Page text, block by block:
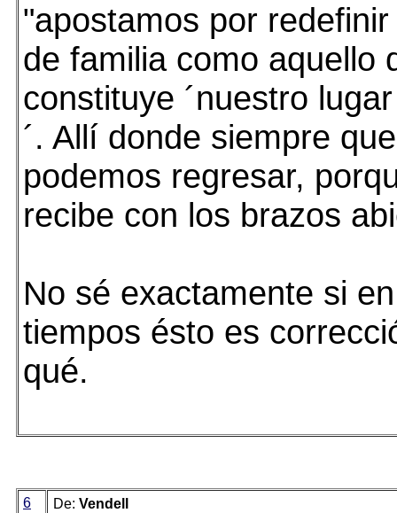
"apostamos por
de familia como aquello
constituye ´nuestro
´. Allí donde siempre
podemos regresar,
recibe con los brazos
No sé exactamente si
tiempos ésto es
qué.
6 De: Vendell